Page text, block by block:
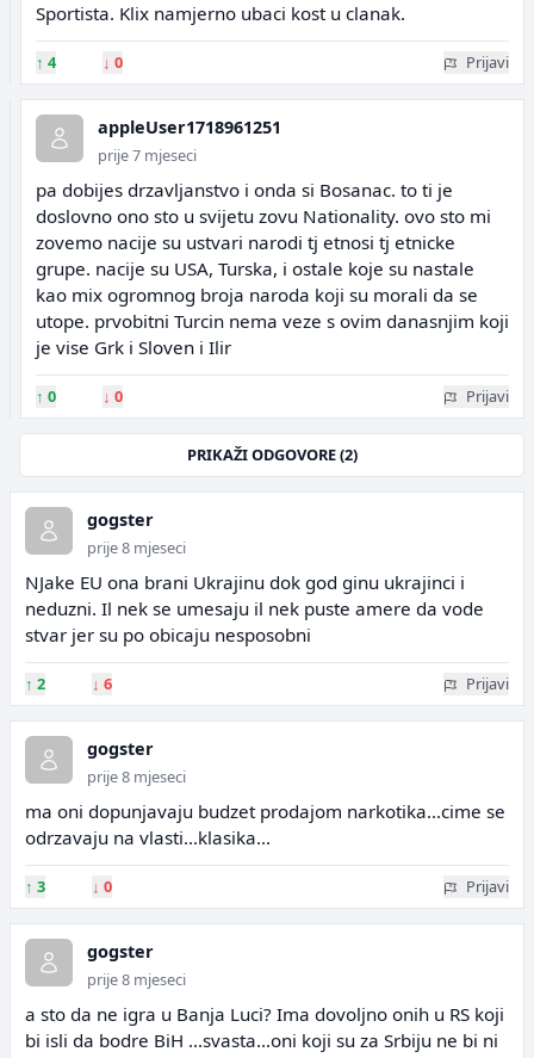
Sportista. Klix namjerno ubaci kost u clanak.
↑ 4 ↓ 0 Prijavi
appleUser1718961251
prije 7 mjeseci
pa dobijes drzavljanstvo i onda si Bosanac. to ti je
doslovno ono sto u svijetu zovu Nationality. ovo sto mi
zovemo nacije su ustvari narodi tj etnosi tj etnicke
grupe. nacije su USA, Turska, i ostale koje su nastale
kao mix ogromnog broja naroda koji su morali da se
utope. prvobitni Turcin nema veze s ovim danasnjim koji
je vise Grk i Sloven i Ilir
↑ 0 ↓ 0 Prijavi
PRIKAŽI ODGOVORE (2)
gogster
prije 8 mjeseci
NJake EU ona brani Ukrajinu dok god ginu ukrajinci i
neduzni. Il nek se umesaju il nek puste amere da vode
stvar jer su po obicaju nesposobni
↑ 2 ↓ 6 Prijavi
gogster
prije 8 mjeseci
ma oni dopunjavaju budzet prodajom narkotika...cime se
odrzavaju na vlasti...klasika...
↑ 3 ↓ 0 Prijavi
gogster
prije 8 mjeseci
a sto da ne igra u Banja Luci? Ima dovoljno onih u RS koji
bi isli da bodre BiH ...svasta...oni koji su za Srbiju ne bi ni